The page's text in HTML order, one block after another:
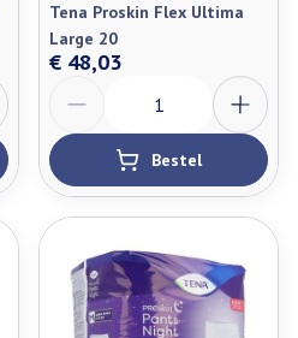
Tena Proskin Flex Ultima
Large 20
€ 48,03
Bestel